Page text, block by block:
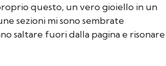
questo, un vero gioiello in un
sezioni mi sono sembrate
saltare fuori dalla pagina e risonare